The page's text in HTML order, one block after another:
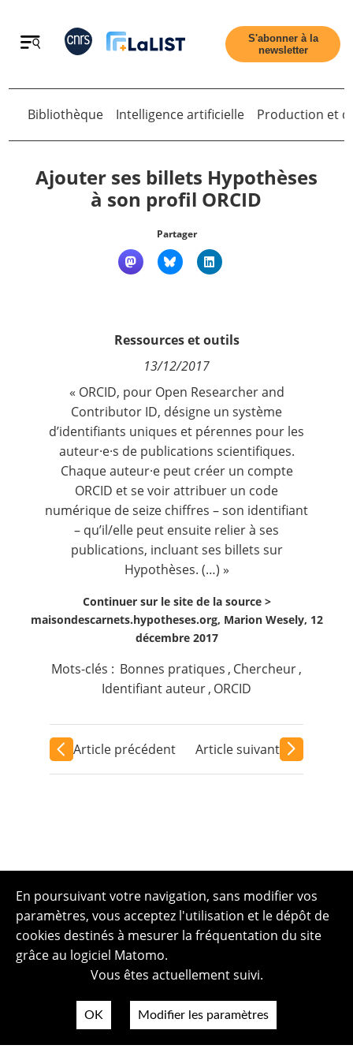
Retour
Nous suivre
S'abonner à la
newsletter
Retour
Bibliothèque Intelligence artificielle Production et
Ajouter ses billets Hypothèses
à son profil ORCID
Partager
Ressources et outils
13/12/2017
« ORCID, pour Open Researcher and
Contributor ID, désigne un système
d’identifiants uniques et pérennes pour les
auteur·e·s de publications scientifiques.
Chaque auteur·e peut créer un compte
ORCID et se voir attribuer un code
numérique de seize chiffres – son identifiant
– qu’il/elle peut ensuite relier à ses
publications, incluant ses billets sur
Hypothèses. (…) »
Continuer sur le site de la source >
maisondescarnets.hypotheses.org, Marion Wesely, 12
décembre 2017
Mots-clés : Bonnes pratiques , Chercheur,
Identifiant auteur, ORCID
Article précédent Article suivant
En poursuivant votre navigation, sans modifier vos
paramètres, vous acceptez l'utilisation et le dépôt de
cookies destinés à mesurer la fréquentation du site
grâce au logiciel Matomo.
Vous êtes actuellement suivi.
OK Modifier les paramètres